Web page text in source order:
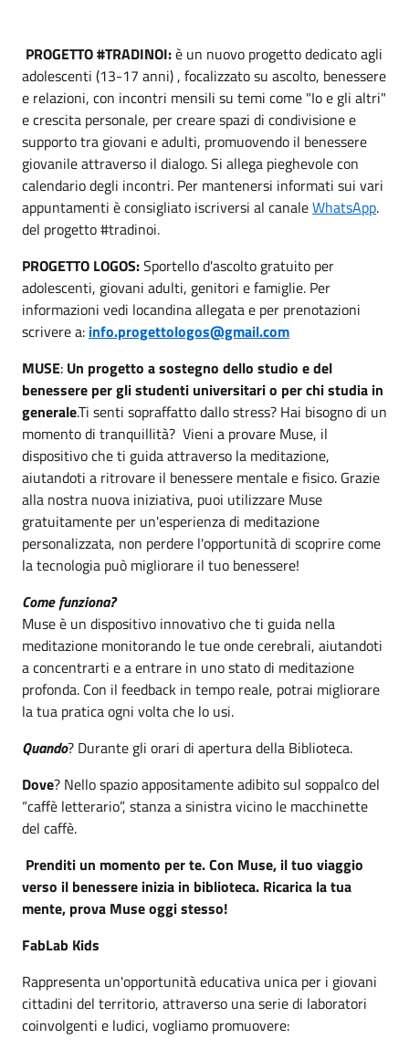
PROGETTO #TRADINOI:è un nuovo progetto dedicato agli
adolescenti (13-17 anni) , focalizzato su ascolto, benessere
e relazioni, con incontri mensili su temi come "Io e gli altri"
e crescita personale, per creare spazi di condivisione e
supporto tra giovani e adulti, promuovendo il benessere
giovanile attraverso il dialogo. Si allega pieghevole con
calendario degli incontri. Per mantenersi informati sui vari
appuntamenti è consigliato iscriversi al canaleWhatsApp.
del progetto #tradinoi.
PROGETTO LOGOS:Sportello d'ascolto gratuito per
adolescenti, giovani adulti, genitori e famiglie. Per
informazioni vedi locandina allegata e per prenotazioni
scrivere a: info.progettologos@gmail.com
MUSE: Un progetto a sostegno dello studio e del
benessere per gli studenti universitari o per chi studia in
generale.Ti senti sopraffatto dallo stress? Hai bisogno di un
momento di tranquillità? Vieni a provare Muse, il
dispositivo che ti guida attraverso la meditazione,
aiutandoti a ritrovare il benessere mentale e fisico. Grazie
alla nostra nuova iniziativa, puoi utilizzare Muse
gratuitamente per un'esperienza di meditazione
personalizzata, non perdere l'opportunità di scoprire come
la tecnologia può migliorare il tuo benessere!
Come funziona?
Muse è un dispositivo innovativo che ti guida nella
meditazione monitorando le tue onde cerebrali, aiutandoti
a concentrarti e a entrare in uno stato di meditazione
profonda. Con il feedback in tempo reale, potrai migliorare
la tua pratica ogni volta che lo usi.
Quando? Durante gli orari di apertura della Biblioteca.
Dove? Nello spazio appositamente adibito sul soppalco del
“caffè letterario”, stanza a sinistra vicino le macchinette
del caffè.
Prenditi un momento per te. Con Muse, il tuo viaggio
verso il benessere inizia in biblioteca. Ricarica la tua
mente, prova Muse oggi stesso!
FabLab Kids
Rappresenta un'opportunità educativa unica per i giovani
cittadini del territorio, attraverso una serie di laboratori
coinvolgenti e ludici, vogliamo promuovere: